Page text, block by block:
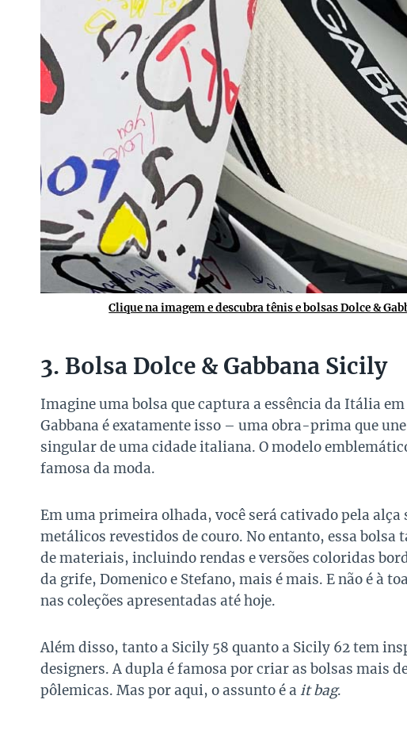
Clique na imagem e descubra tênis e bolsas Dolce &
3. Bolsa Dolce & Gabbana Sicily
Imagine uma bolsa que captura a essência da Itália
Gabbana é exatamente isso – uma obra-prima que
singular de uma cidade italiana. O modelo
famosa da moda.
Em uma primeira olhada, você será cativado pela
metálicos revestidos de couro. No entanto, essa bolsa
de materiais, incluindo rendas e versões coloridas
da grife, Domenico e Stefano, mais é mais. E não é à
nas coleções apresentadas até hoje.
Além disso, tanto a Sicily 58 quanto a Sicily 62 tem
designers. A dupla é famosa por criar as bolsas mais
pôlemicas. Mas por aqui, o assunto é a it bag.